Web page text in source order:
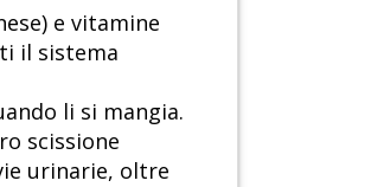
e vitamine
il sistema
li si mangia.
scissione
urinarie, oltre